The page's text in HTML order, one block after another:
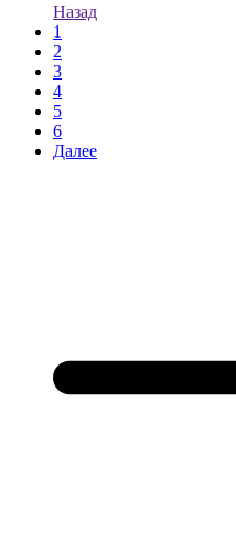
Назад
1
2
3
4
5
6
Далее